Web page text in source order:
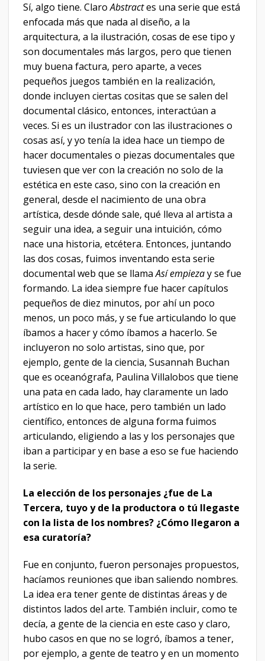
Sí, algo tiene. ClaroAbstractes una serie que está
enfocada más que nada al diseño, a la
arquitectura, a la ilustración, cosas de ese tipo y
son documentales más largos, pero que tienen
muy buena factura, pero aparte, a veces
pequeños juegos también en la realización,
donde incluyen ciertas cositas que se salen del
documental clásico, entonces, interactúan a
veces. Si es un ilustrador con las ilustraciones o
cosas así, y yo tenía la idea hace un tiempo de
hacer documentales o piezas documentales que
tuviesen que ver con la creación no solo de la
estética en este caso, sino con la creación en
general, desde el nacimiento de una obra
artística, desde dónde sale, qué lleva al artista a
seguir una idea, a seguir una intuición, cómo
nace una historia, etcétera. Entonces, juntando
las dos cosas, fuimos inventando esta serie
documental web que se llamaAsí empiezay se fue
formando. La idea siempre fue hacer capítulos
pequeños de diez minutos, por ahí un poco
menos, un poco más, y se fue articulando lo que
íbamos a hacer y cómo íbamos a hacerlo. Se
incluyeron no solo artistas, sino que, por
ejemplo, gente de la ciencia, Susannah Buchan
que es oceanógrafa, Paulina Villalobos que tiene
una pata en cada lado, hay claramente un lado
artístico en lo que hace, pero también un lado
científico, entonces de alguna forma fuimos
articulando, eligiendo a las y los personajes que
iban a participar y en base a eso se fue haciendo
la serie.
La elección de los personajes ¿fue de La
Tercera, tuyo y de la productora o tú llegaste
con la lista de los nombres? ¿Cómo llegaron a
esa curatoría?
Fue en conjunto, fueron personajes propuestos,
hacíamos reuniones que iban saliendo nombres.
La idea era tener gente de distintas áreas y de
distintos lados del arte. También incluir, como te
decía, a gente de la ciencia en este caso y claro,
hubo casos en que no se logró, íbamos a tener,
por ejemplo, a gente de teatro y en un momento